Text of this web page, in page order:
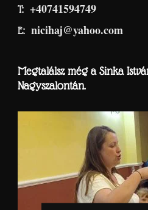
T: +40741594749
E: nicihaj@yahoo.com
Megtalálsz még a Sinka
Nagyszalontán.